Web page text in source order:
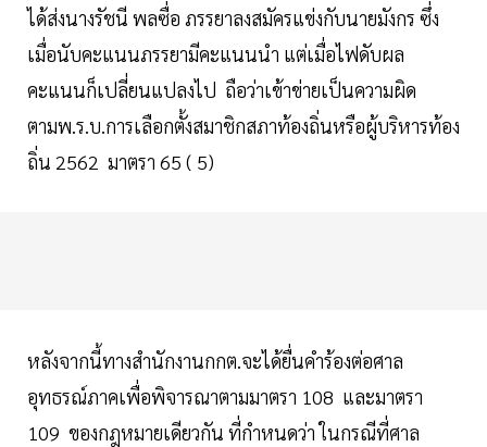
ได้ส่งนางรัชนี พลซื่อ ภรรยาลงสมัครแข่งกับนายมังกร ซึ่ง
เมื่อนับคะแนนภรรยามีคะแนนนำ แต่เมื่อไฟดับผล
คะแนนก็เปลี่ยนแปลงไป ถือว่าเข้าข่ายเป็นความผิด
ตามพ.ร.บ.การเลือกตั้งสมาชิกสภาท้องถิ่นหรือผู้บริหารท้อง
ถิ่น 2562 มาตรา 65 ( 5)
หลังจากนี้ทางสำนักงานกกต.จะได้ยื่นคำร้องต่อศาล
อุทธรณ์ภาคเพื่อพิจารณาตามมาตรา 108 และมาตรา
109 ของกฎหมายเดียวกัน ที่กำหนดว่า ในกรณีที่ศาล